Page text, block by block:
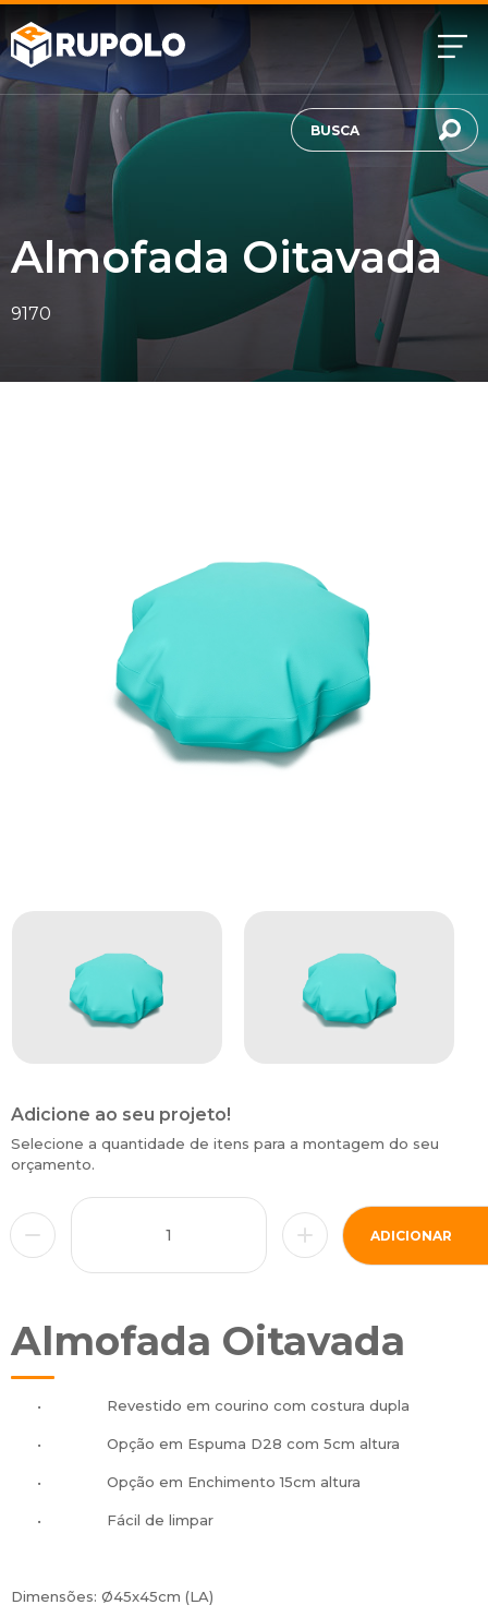
Almofada Oitavada
9170
Almofada Oitavada
• Revestido em courino com costura dupla
• Opção em Espuma D28 com 5cm altura
• Opção em Enchimento 15cm altura
• Fácil de limpar
Dimensões: Ø45x45cm (LA)
Adicione ao seu projeto!
Selecione a quantidade de itens para a montagem do seu
orçamento.
ADICIONAR